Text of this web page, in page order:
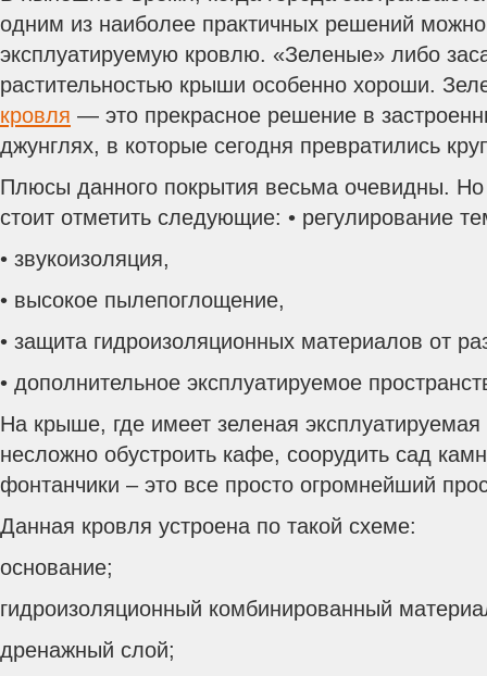
одним из наиболее практичных решений можно
эксплуатируемую кровлю. «Зеленые» либо
растительностью крыши особенно хороши.
кровля — это прекрасное решение в
джунглях, в которые сегодня превратились
Плюсы данного покрытия весьма очевидны.
стоит отметить следующие: • регулирование
• звукоизоляция,
• высокое пылепоглощение,
• защита гидроизоляционных материалов от
• дополнительное эксплуатируемое
На крыше, где имеет зеленая
несложно обустроить кафе, соорудить сад
фонтанчики – это все просто огромнейший
Данная кровля устроена по такой схеме:
основание;
гидроизоляционный комбинированный
дренажный слой;